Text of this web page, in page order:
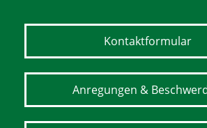
Kontaktformular
Anregungen &